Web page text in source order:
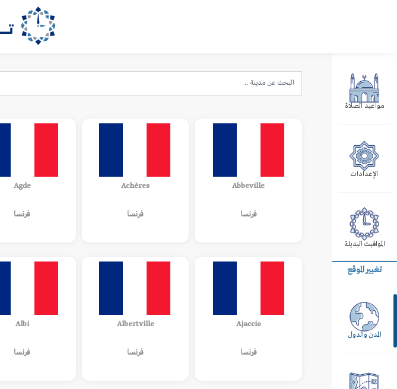
مواعيد الصلاة
الإعدادات
المواقيت البديلة
تغيير الموقع
المدن والدول
Abbeville
فرنسا
Achères
فرنسا
Agde
فرنسا
Ajaccio
فرنسا
Albertville
فرنسا
Albi
فرنسا